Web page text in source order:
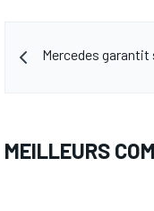
Mercedes garantit
MEILLEURS